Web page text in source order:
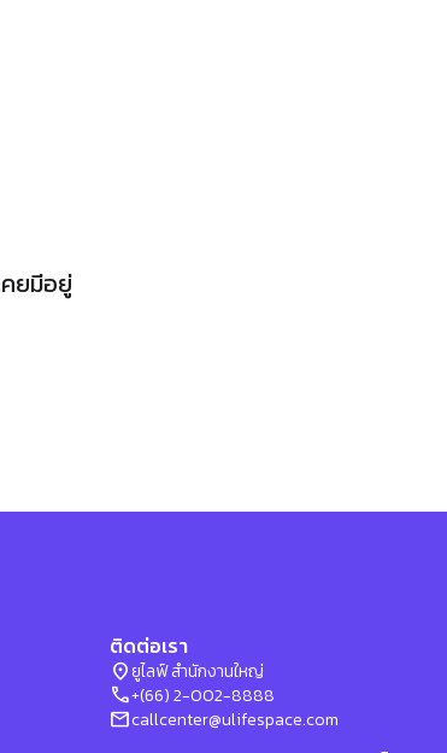
ยมีอยู่
ติดต่อเรา
location_onยูไลฟ์ สำนักงานใหญ่
phone+(66) 2-002-8888
mailcallcenter@ulifespace.com